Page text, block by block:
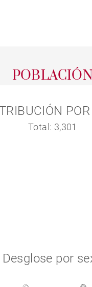
POBLACIÓN
Total: 3,301
Desglose por